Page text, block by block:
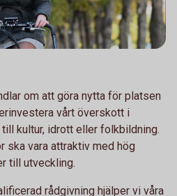
om att göra nytta för platsen
vårt överskott i
kultur, idrott eller folkbildning.
ska vara attraktiv med hög
till utveckling.
rådgivning hjälper vi våra